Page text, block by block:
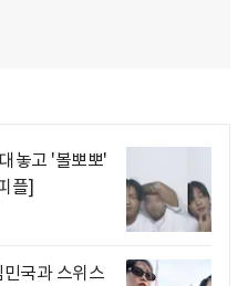
놓고 '볼뽀뽀'
플]
국과 스위스